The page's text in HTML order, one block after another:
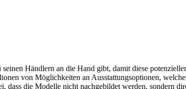
Händlern an die Hand gibt, damit diese
von Möglichkeiten an Ausstattungsoptionen,
dass die Modelle nicht nachgebildet werden, sondern